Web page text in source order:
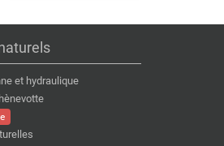
et hydraulique